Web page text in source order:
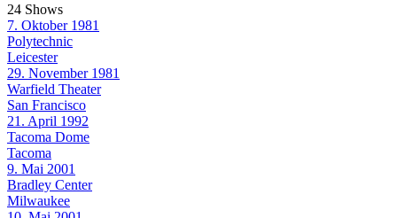
24 Shows
7. Oktober 1981
Polytechnic
Leicester
29. November 1981
Warfield Theater
San Francisco
21. April 1992
Tacoma Dome
Tacoma
9. Mai 2001
Bradley Center
Milwaukee